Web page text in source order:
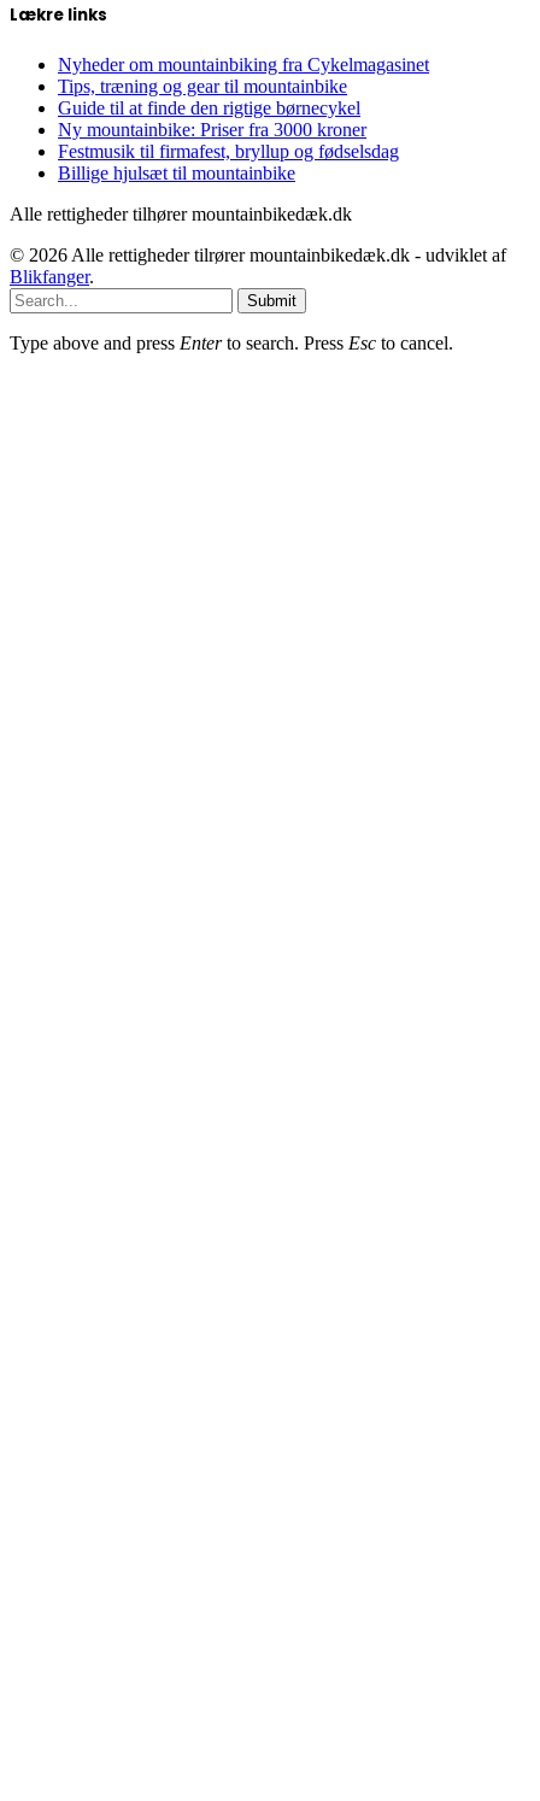
Lækre links
Nyheder om mountainbiking fra Cykelmagasinet
Tips, træning og gear til mountainbike
Guide til at finde den rigtige børnecykel
Ny mountainbike: Priser fra 3000 kroner
Festmusik til firmafest, bryllup og fødselsdag
Billige hjulsæt til mountainbike
Alle rettigheder tilhører mountainbikedæk.dk
© 2026 Alle rettigheder tilrører mountainbikedæk.dk - udviklet af
Blikfanger.
Submit
Type above and press Enterto search. Press Esc to cancel.